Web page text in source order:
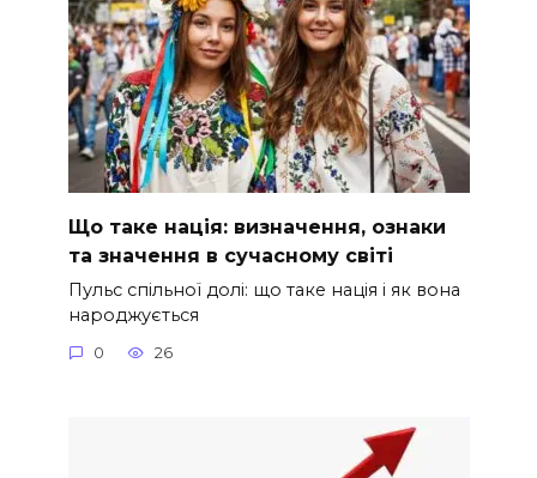
Що таке нація: визначення, ознаки
та значення в сучасному світі
Пульс спільної долі: що таке нація і як вона
народжується
0 26